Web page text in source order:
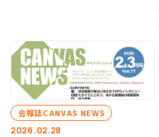
2026.02.28
会報誌CANVAS NEWS